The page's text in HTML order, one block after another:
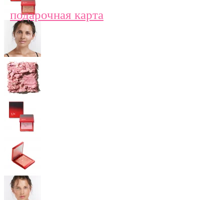
подарочная карта